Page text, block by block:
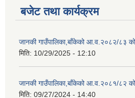
बजेट तथा कार्यक्रम
जानकी गाउँपालिका,बाँकेको आ.व.२०८२/८३ को
मिति: 10/29/2025 - 12:10
जानकी गाउँपालिका,बाँकेको आ.व.२०८१/८२ को
मिति: 09/27/2024 - 14:40